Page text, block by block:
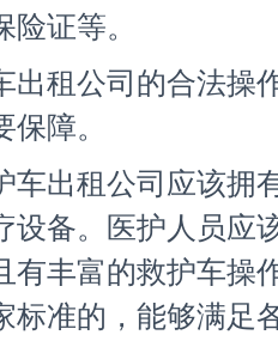
证等。
出租公司的合法操
障。
车出租公司应该拥
设备。医护人员应
有丰富的救护车操
标准的，能够满足